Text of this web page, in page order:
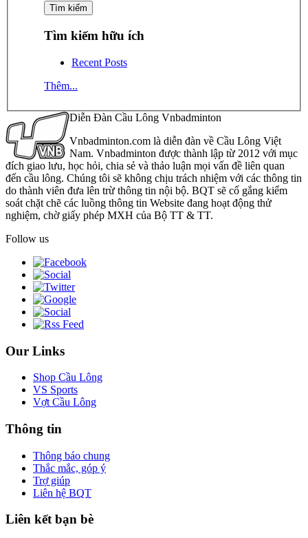
Tìm kiếm hữu ích
Recent Posts
Thêm...
Diễn Đàn Cầu Lông Vnbadminton
Vnbadminton.com là diễn đàn về Cầu Lông Việt
Nam. Vnbadminton được thành lập từ 2012 với mục
đích giao lưu, học hỏi, chia sẻ và thảo luận mọi vấn đề liên quan
đến cầu lông. Chúng tôi sẽ không chịu trách nhiệm với các thông tin
do thành viên đưa lên trừ thông tin nội bộ. BQT sẽ cố gắng kiểm
soát chặt chẽ các luồng thông tin Website đang hoạt động thử
nghiệm, chờ giấy phép MXH của Bộ TT & TT.
Follow us
Our Links
Shop Cầu Lông
VS Sports
Vợt Cầu Lông
Thông tin
Thông báo chung
Thắc mắc, góp ý
Trợ giúp
Liên hệ BQT
Liên kết bạn bè